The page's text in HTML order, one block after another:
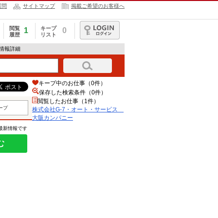
問 サイトマップ 掲載ご希望のお客様へ
閲覧
履歴
1
キープ
リスト
0
ログイン
報詳細
プ
新情報です
キープ中のお仕事（0件）
保存した検索条件（0件）
閲覧したお仕事（1件）
株式会社G-7・オート・サービス
大阪カンパニー